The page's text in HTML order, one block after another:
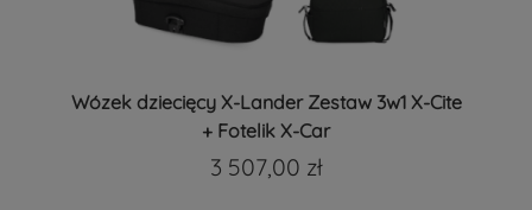
Wózek dziecięcy X-Lander Zestaw 3w1 X-Cite
+ Fotelik X-Car
3 507,00 zł